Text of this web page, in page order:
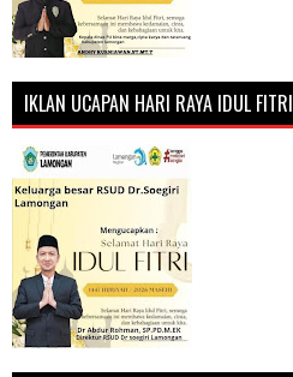
IKLAN UCAPAN HARI RAYA IDUL FITRI